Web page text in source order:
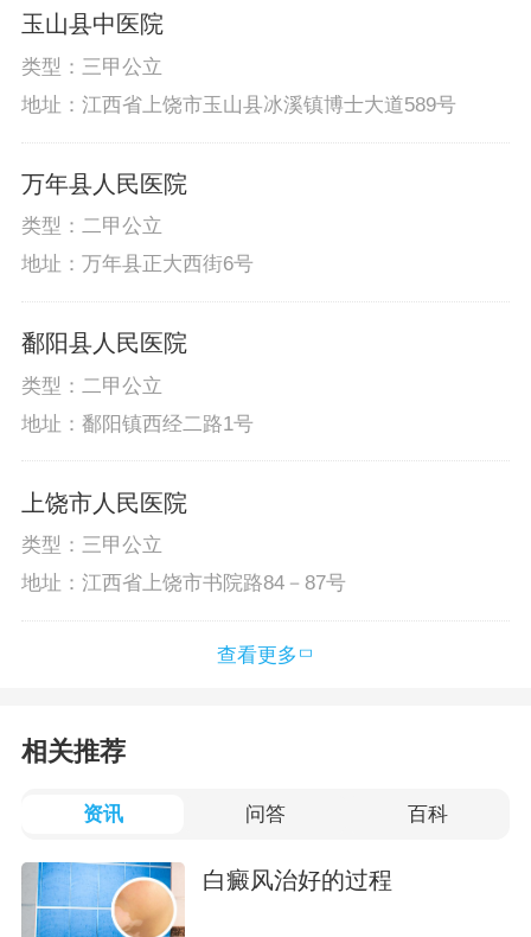
玉山县中医院
类型：三甲公立
地址：江西省上饶市玉山县冰溪镇博士大道589号
万年县人民医院
类型：二甲公立
地址：万年县正大西街6号
鄱阳县人民医院
类型：二甲公立
地址：鄱阳镇西经二路1号
上饶市人民医院
类型：三甲公立
地址：江西省上饶市书院路84－87号
查看更多
相关推荐
资讯 问答 百科
白癜风治好的过程